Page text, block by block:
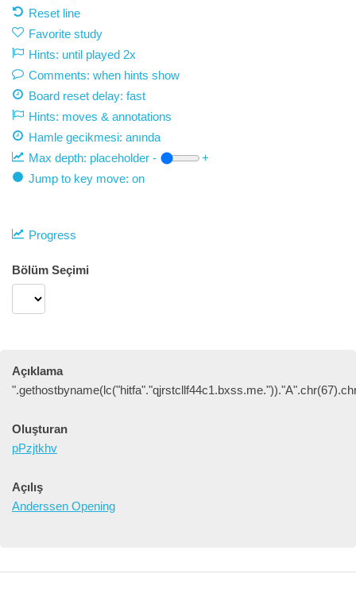
Reset line
Favorite study
Hints: until played 2x
Comments: when hints show
Board reset delay: fast
Hints: moves & annotations
Hamle gecikmesi: anında
Max depth: placeholder -
+
Jump to key move: on
Progress
Bölüm Seçimi
Açıklama
Oluşturan
pPzjtkhv
Açılış
Anderssen Opening